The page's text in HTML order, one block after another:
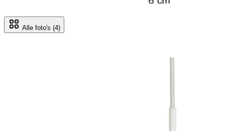
Alle foto's (4)